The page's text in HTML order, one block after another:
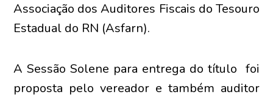
Associação dos Auditores Fiscais do Tesouro
Estadual do RN (Asfarn).
A Sessão Solene para entrega do título foi
proposta pelo vereador e também auditor